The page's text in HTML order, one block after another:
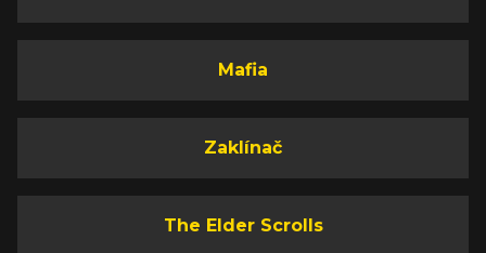
Mafia
Zaklínač
The Elder Scrolls